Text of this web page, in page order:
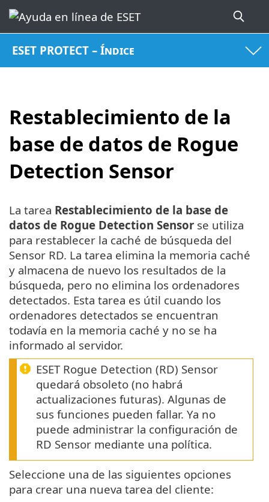
ESET PROTECT – Índice
Restablecimiento de la
base de datos de Rogue
Detection Sensor
La tarea Restablecimiento de la base de
datos de Rogue Detection Sensor se utiliza
para restablecer la caché de búsqueda del
Sensor RD. La tarea elimina la memoria caché
y almacena de nuevo los resultados de la
búsqueda, pero no elimina los ordenadores
detectados. Esta tarea es útil cuando los
ordenadores detectados se encuentran
todavía en la memoria caché y no se ha
informado al servidor.
ESET Rogue Detection (RD) Sensor
quedará obsoleto (no habrá
actualizaciones futuras). Algunas de
sus funciones pueden fallar. Ya no
puede administrar la configuración de
RD Sensor mediante una política.
Seleccione una de las siguientes opciones
para crear una nueva tarea del cliente: